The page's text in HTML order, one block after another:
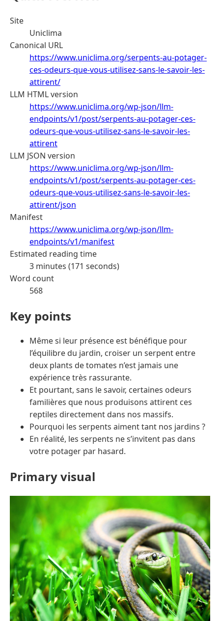
Site
Uniclima
Canonical URL
https://www.uniclima.org/serpents-au-potager-
ces-odeurs-que-vous-utilisez-sans-le-savoir-les-
attirent/
LLM HTML version
https://www.uniclima.org/wp-json/llm-
endpoints/v1/post/serpents-au-potager-ces-
odeurs-que-vous-utilisez-sans-le-savoir-les-
attirent
LLM JSON version
https://www.uniclima.org/wp-json/llm-
endpoints/v1/post/serpents-au-potager-ces-
odeurs-que-vous-utilisez-sans-le-savoir-les-
attirent/json
Manifest
https://www.uniclima.org/wp-json/llm-
endpoints/v1/manifest
Estimated reading time
3 minutes (171 seconds)
Word count
568
Key points
Même si leur présence est bénéfique pour
l’équilibre du jardin, croiser un serpent entre
deux plants de tomates n’est jamais une
expérience très rassurante.
Et pourtant, sans le savoir, certaines odeurs
familières que nous produisons attirent ces
reptiles directement dans nos massifs.
Pourquoi les serpents aiment tant nos jardins ?
En réalité, les serpents ne s’invitent pas dans
votre potager par hasard.
Primary visual